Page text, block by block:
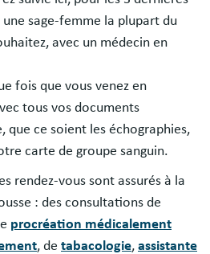
sage-femme la plupart du
avec un médecin en
fois que vous venez en
tous vos documents
que ce soient les échographies,
carte de groupe sanguin.
rendez-vous sont assurés à la
: des consultations de
procréation médicalement
, de tabacologie, assistante